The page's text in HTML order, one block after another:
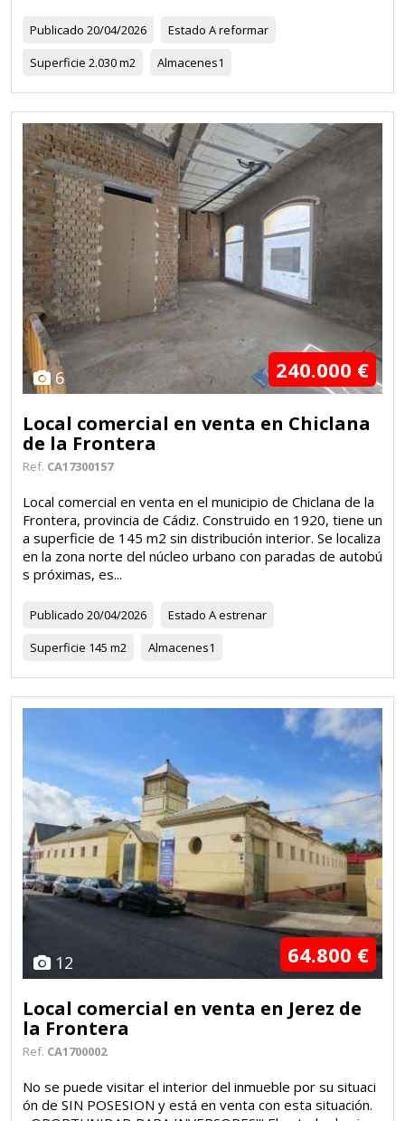
Publicado 20/04/2026 Estado A reformar
Superficie 2.030 m2 Almacenes1
6 240.000 €
Local comercial en venta en Chiclana
de la Frontera
Ref. CA17300157
Local comercial en venta en el municipio de Chiclana de la
Frontera, provincia de Cádiz. Construido en 1920, tiene un
a superficie de 145 m2 sin distribución interior. Se localiza
en la zona norte del núcleo urbano con paradas de autobú
s próximas, es...
Publicado 20/04/2026 Estado A estrenar
Superficie 145 m2 Almacenes1
12 64.800 €
Local comercial en venta en Jerez de
la Frontera
Ref. CA1700002
No se puede visitar el interior del inmueble por su situaci
ón de SIN POSESION y está en venta con esta situación.